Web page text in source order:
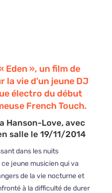
Eden », un film de
la vie d’un jeune DJ
électro du début
French Touch.
Hanson-Love, avec
salle le 19/11/2014
dans les nuits
jeune musicien qui va
de la vie nocturne et
à la difficulté de durer